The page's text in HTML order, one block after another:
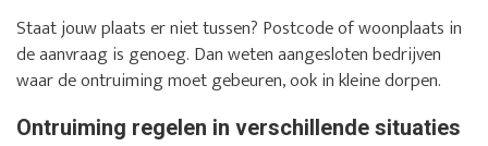
Staat jouw plaats er niet tussen? Postcode of woonplaats in
de aanvraag is genoeg. Dan weten aangesloten bedrijven
waar de ontruiming moet gebeuren, ook in kleine dorpen.
Ontruiming regelen in verschillende situaties